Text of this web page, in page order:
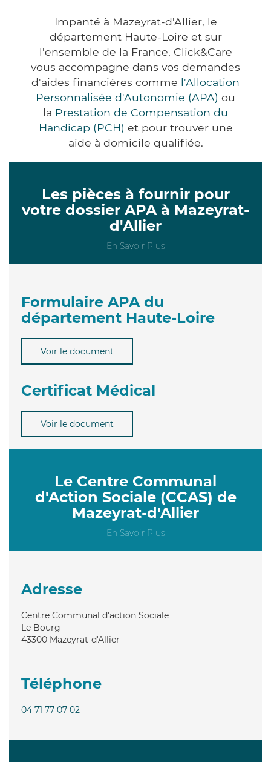
Impanté à Mazeyrat-d'Allier, le
département Haute-Loire et sur
l'ensemble de la France, Click&Care
vous accompagne dans vos demandes
d'aides financières comme l'Allocation
Personnalisée d'Autonomie (APA) ou
la Prestation de Compensation du
Handicap (PCH) et pour trouver une
aide à domicile qualifiée.
Les pièces à fournir pour
votre dossier APA à Mazeyrat-
d'Allier
En Savoir Plus
Formulaire APA du
département Haute-Loire
Voir le document
Certificat Médical
Voir le document
Le Centre Communal
d'Action Sociale (CCAS) de
Mazeyrat-d'Allier
En Savoir Plus
Adresse
Centre Communal d'action Sociale
Le Bourg
43300 Mazeyrat-d'Allier
Téléphone
04 71 77 07 02